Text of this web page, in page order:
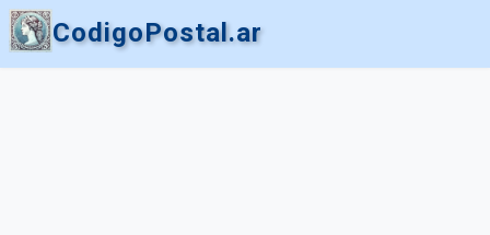
CodigoPostal.ar